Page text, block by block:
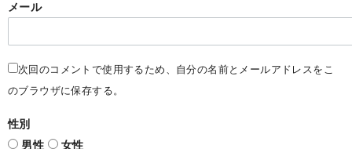
メール
次回のコメントで使用するため、自分の名前とメールアドレスをこ
のブラウザに保存する。
性別
男性
女性